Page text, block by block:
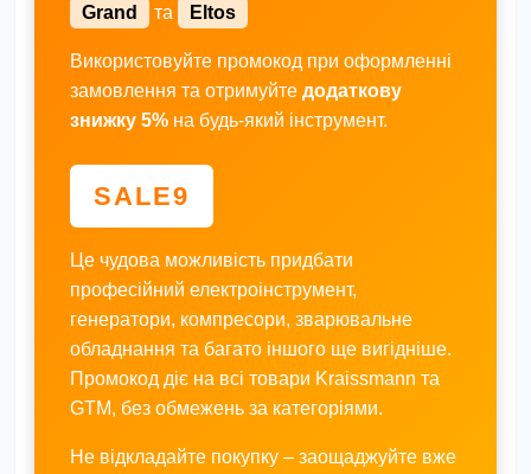
Grand
та Eltos
Використовуйте промокод при оформленні
замовлення та отримуйте додаткову
знижку 5% на будь-який інструмент.
SALE9
Це чудова можливість придбати
професійний електроінструмент,
генератори, компресори, зварювальне
обладнання та багато іншого ще вигідніше.
Промокод діє на всі товари Kraissmann та
GTM, без обмежень за категоріями.
Не відкладайте покупку – заощаджуйте вже